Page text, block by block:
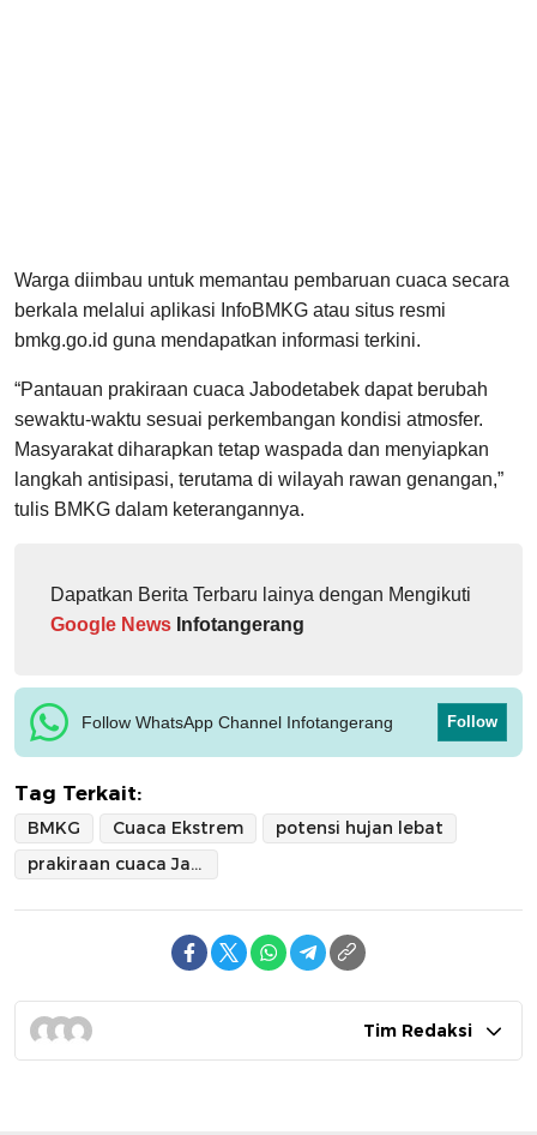
Warga diimbau untuk memantau pembaruan cuaca secara
berkala melalui aplikasi InfoBMKG atau situs resmi
bmkg.go.id guna mendapatkan informasi terkini.
“Pantauan prakiraan cuaca Jabodetabek dapat berubah
sewaktu-waktu sesuai perkembangan kondisi atmosfer.
Masyarakat diharapkan tetap waspada dan menyiapkan
langkah antisipasi, terutama di wilayah rawan genangan,”
tulis BMKG dalam keterangannya.
Dapatkan Berita Terbaru lainya dengan Mengikuti
Google News Infotangerang
Follow WhatsApp Channel Infotangerang Follow
Tag Terkait:
BMKG Cuaca Ekstrem
potensi hujan lebat
prakiraan cuaca Jabodetabek
Tim Redaksi